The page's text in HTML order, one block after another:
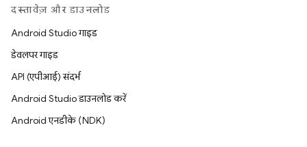
दस्तावेज़ और डाउनलोड
Android Studio गाइड
डेवलपर गाइड
API (एपीआई) संदर्भ
Android Studio डाउनलोड करें
Android एनडीके (NDK)